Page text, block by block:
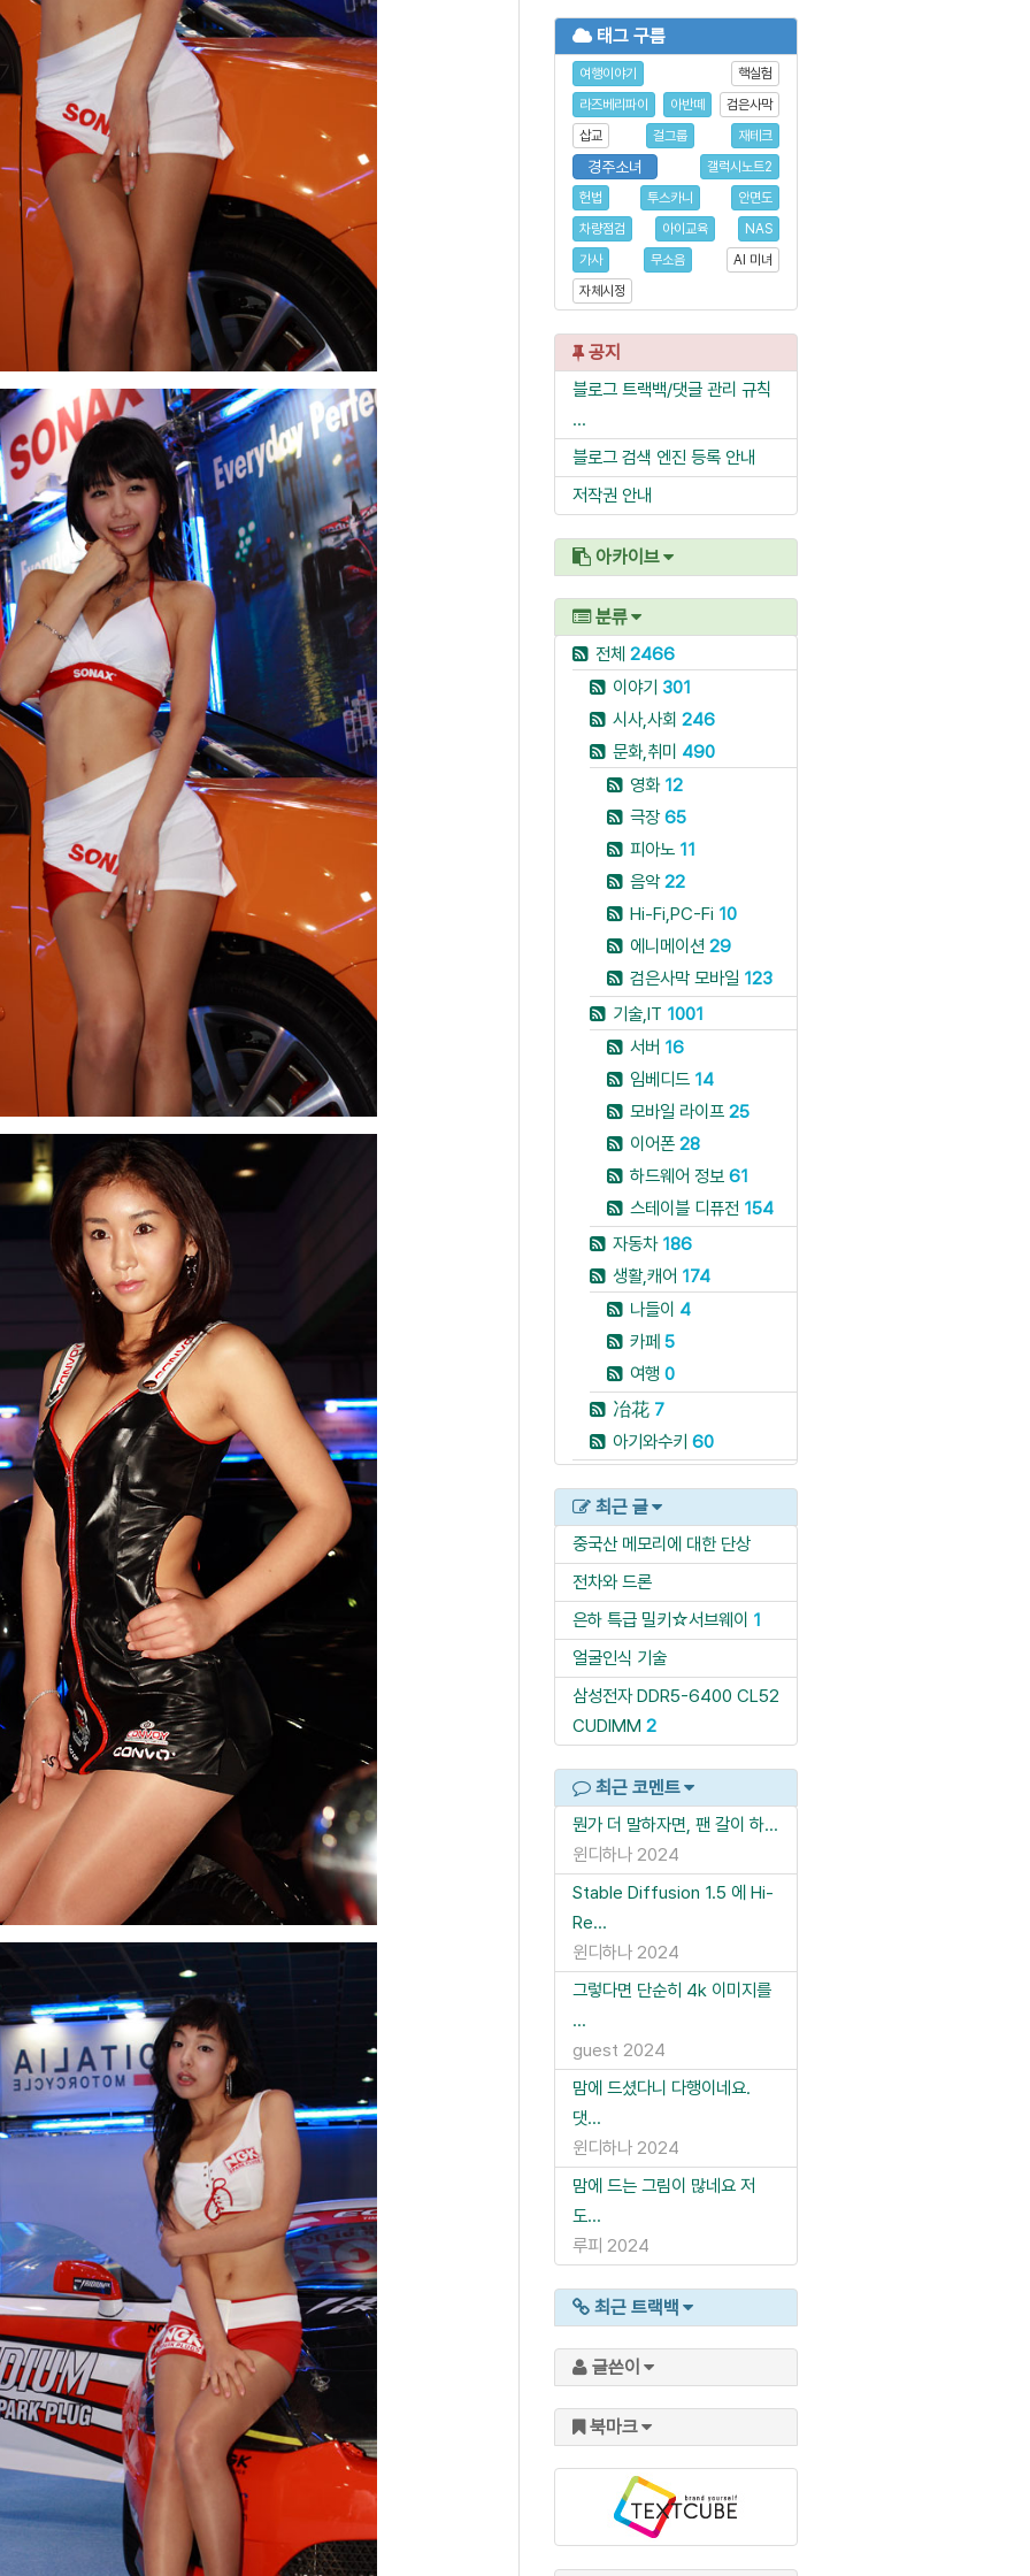
태그 구름
여행이야기
핵실험
라즈베리파이
아반떼
검은사막
삽교
걸그룹 재테크
경주소녀
갤럭시노트2
헌법
투스카니
안면도
차량점검
아이교육
NAS
가사
무소음
AI 미녀
자체시정
공지
블로그 트랙백/댓글 관리 규칙
...
블로그 검색 엔진 등록 안내
저작권 안내
아카이브
분류
전체 2466
이야기 301
시사,사회 246
문화,취미 490
영화 12
극장65
피아노 11
음악22
Hi-Fi,PC-Fi 10
에니메이션 29
검은사막 모바일 123
기술,IT 1001
서버 16
임베디드 14
모바일 라이프 25
이어폰 28
하드웨어 정보 61
스테이블 디퓨전 154
자동차 186
생활,캐어 174
나들이 4
카페 5
여행 0
冶花 7
아기와수키 60
최근 글
중국산 메모리에 대한 단상
전차와 드론
은하 특급 밀키☆서브웨이 1
얼굴인식 기술
삼성전자 DDR5-6400 CL52
CUDIMM 2
최근 코멘트
뭔가 더 말하자면, 팬 갈이 하...
윈디하나 2024
Stable Diffusion 1.5 에 Hi-
Re...
윈디하나 2024
그렇다면 단순히 4k 이미지를
...
guest 2024
맘에 드셨다니 다행이네요.
댓...
윈디하나 2024
맘에 드는 그림이 많네요 저
도...
루피 2024
최근 트랙백
글쓴이
북마크